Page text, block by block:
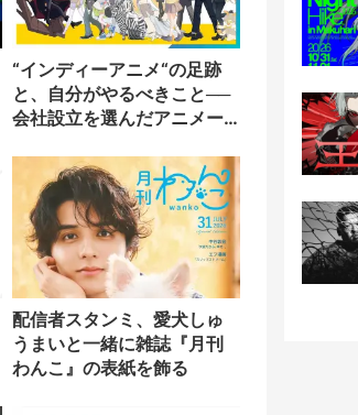
“インディーアニメ“の足跡
と、自分がやるべきこと──
会社設立を選んだアニメー
配信者スタンミ、愛犬しゅ
うまいと一緒に雑誌『月刊
わんこ』の表紙を飾る